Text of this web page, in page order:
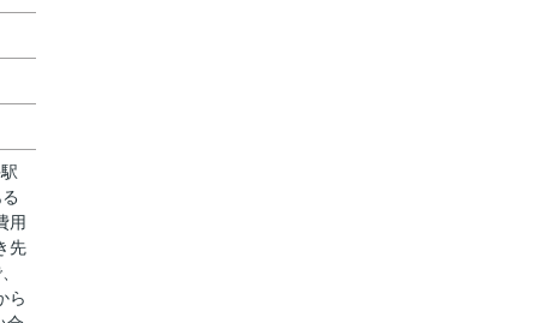
用
先
ら